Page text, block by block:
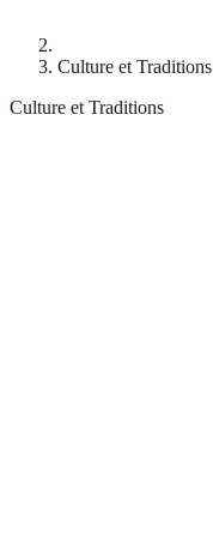
Culture et Traditions
Culture et Traditions